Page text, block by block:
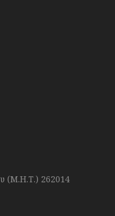
(Μ.Η.Τ.) 262014